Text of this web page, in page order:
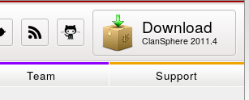
Download
ClanSphere 2011.4
Team Support